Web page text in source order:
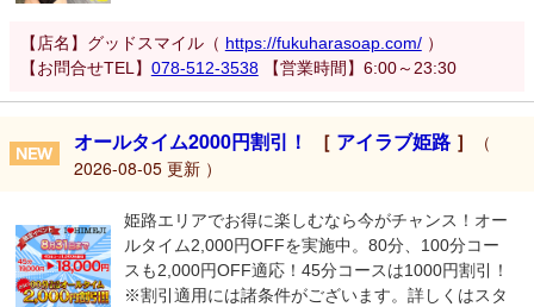
【店名】グッドスマイル（ https://fukuharasoap.com/）
【お問合せTEL】 078-512-3538【営業時間】6:00～23:30
オールタイム2000円割引！ ［ アイラブ姫路 ］
（
2026-08-05 更新 ）
姫路エリアでお得に楽しむなら今がチャンス！オー
ルタイム2,000円OFFを実施中。80分、100分コー
スも2,000円OFF適応！45分コースは1000円割引！
※割引適用には諸条件がございます。詳しくはスタ